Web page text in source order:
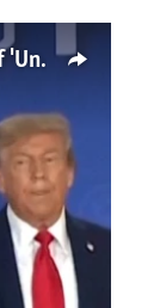
US-Russia Summit Ends With Talk Of 'Understanding' But 'No Deal'